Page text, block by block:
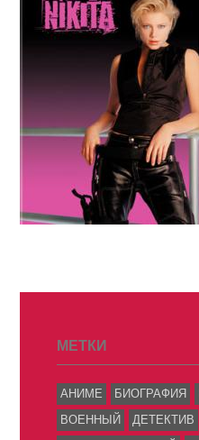
МЕТКИ
АНИМЕ БИОГРАФИЯ
ВОЕННЫЙ
ДЕТЕКТИВ